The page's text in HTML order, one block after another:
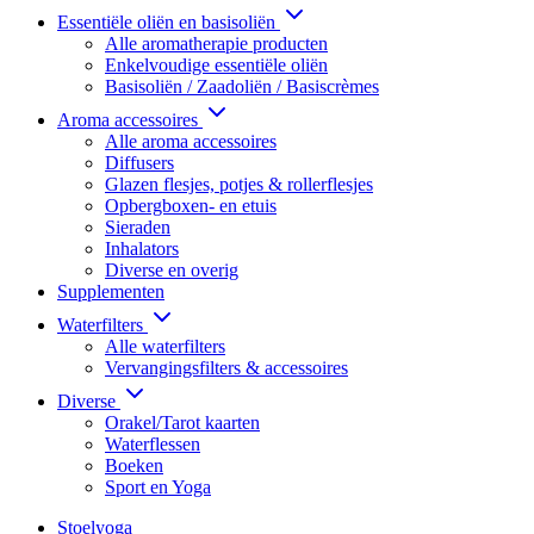
Essentiële oliën en basisoliën
Alle aromatherapie producten
Enkelvoudige essentiële oliën
Basisoliën / Zaadoliën / Basiscrèmes
Aroma accessoires
Alle aroma accessoires
Diffusers
Glazen flesjes, potjes & rollerflesjes
Opbergboxen- en etuis
Sieraden
Inhalators
Diverse en overig
Supplementen
Waterfilters
Alle waterfilters
Vervangingsfilters & accessoires
Diverse
Orakel/Tarot kaarten
Waterflessen
Boeken
Sport en Yoga
Stoelyoga